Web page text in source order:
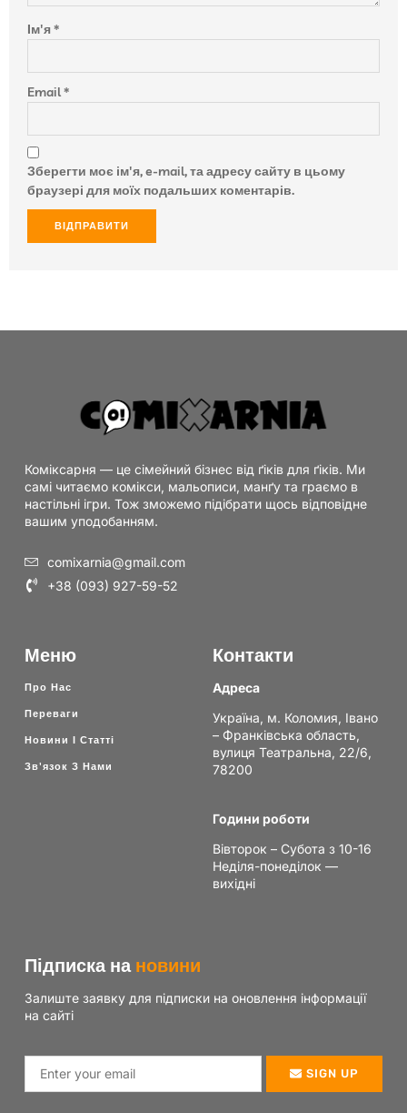
Ім'я*
Email*
Зберегти моє ім'я, e-mail, та адресу сайту в цьому
браузері для моїх подальших коментарів.
Коміксарня — це сімейний бізнес від ґіків для ґіків. Ми
самі читаємо комікси, мальописи, манґу та граємо в
настільні ігри. Тож зможемо підібрати щось відповідне
вашим уподобанням.
comixarnia@gmail.com
+38 (093) 927-59-52
Меню
Про Нас
Переваги
Новини І Статті
Зв'язок З Нами
Контакти
Адреса
Україна, м. Коломия, Івано
– Франківська область,
вулиця Театральна, 22/6,
78200
Години роботи
Вівторок – Субота з 10-16
Неділя-понеділок —
вихідні
Підписка на новини
Залиште заявку для підписки на оновлення інформації
на сайті
SIGN UP